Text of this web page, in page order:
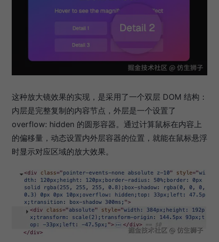
这种放大镜效果的实现，是采用了一个双层 DOM 结构：
内层是完整复制的内容节点，外层是一个设置了
overflow: hidden 的圆形容器。通过计算鼠标在内容上
的偏移量，动态设置内外层容器的位置，就能在鼠标悬浮
时显示对应区域的放大效果。